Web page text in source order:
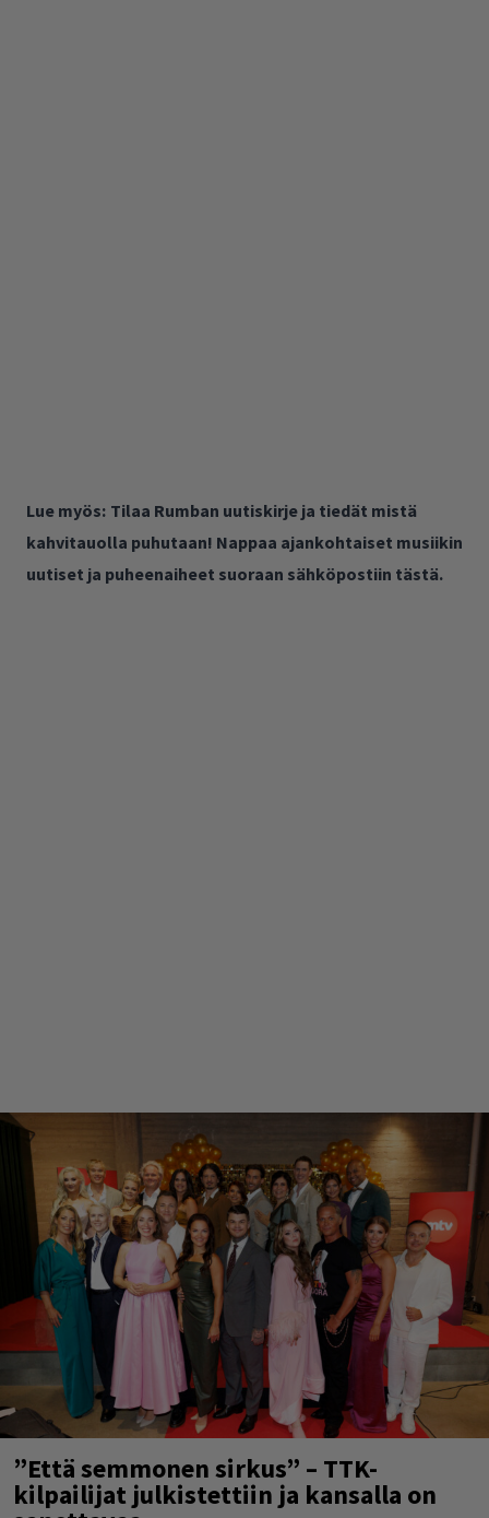
Lue myös: Tilaa Rumban uutiskirje ja tiedät mistä
kahvitauolla puhutaan! Nappaa ajankohtaiset musiikin
uutiset ja puheenaiheet suoraan sähköpostiin tästä.
”Että semmonen sirkus” – TTK-
kilpailijat julkistettiin ja kansalla on